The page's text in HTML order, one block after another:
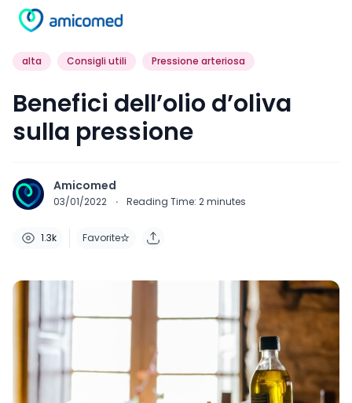
alta Consigli utili Pressione arteriosa
Benefici dell’olio d’oliva
sulla pressione
Amicomed
03/01/2022 · Reading Time: 2minutes
1.3k Favorite